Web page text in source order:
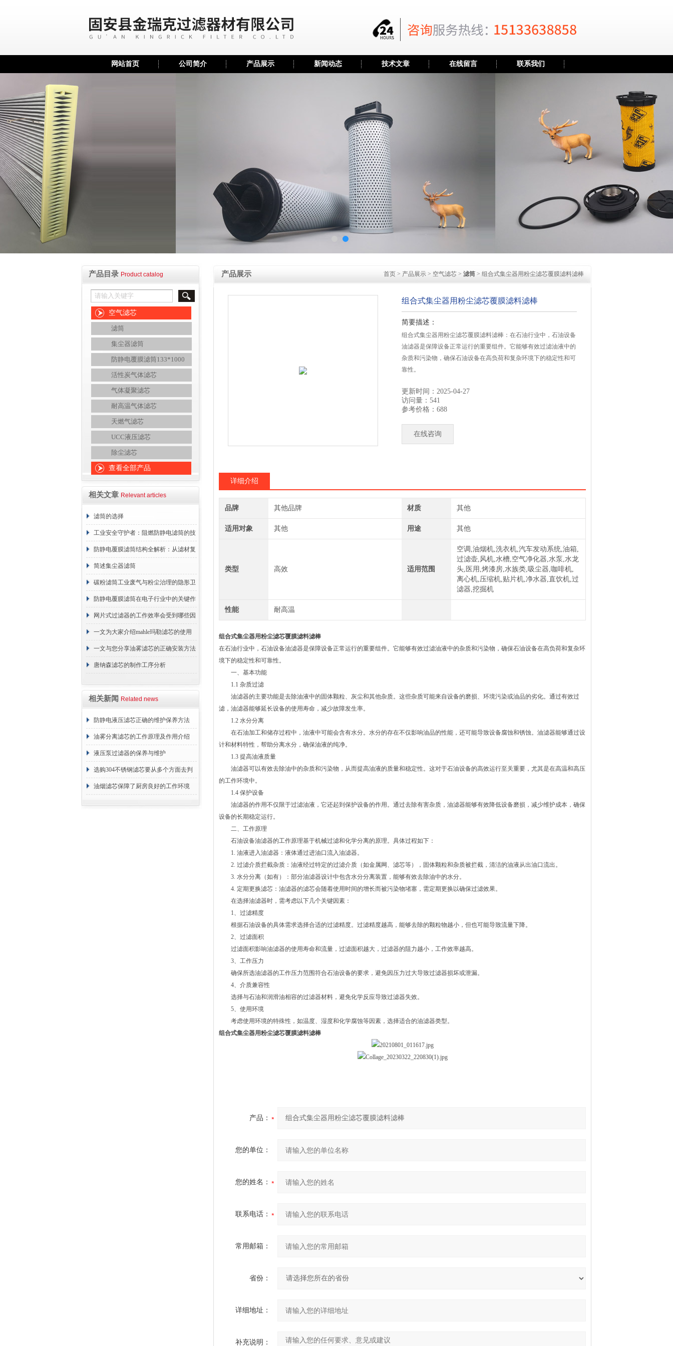
网站首页 公司简介 产品展示 新闻动态 技术文章 在线留言 联系我们
产品目录 Product catalog
空气滤芯
滤筒
集尘器滤筒
防静电覆膜滤筒133*1000
活性炭气体滤芯
气体凝聚滤芯
耐高温气体滤芯
天燃气滤芯
UCC液压滤芯
除尘滤芯
查看全部产品
相关文章 Relevant articles
滤筒的选择
工业安全守护者：阻燃防静电滤筒的技
术原理与应用解析
防静电覆膜滤筒结构全解析：从滤材复
合到整体成型
简述集尘器滤筒
碳粉滤筒工业废气与粉尘治理的隐形卫
士
防静电覆膜滤筒在电子行业中的关键作
用
网片式过滤器的工作效率会受到哪些因
素的影响？
一文为大家介绍mahle玛勒滤芯的使用
原理
一文与您分享油雾滤芯的正确安装方法
唐纳森滤芯的制作工序分析
相关新闻 Related news
防静电液压滤芯正确的维护保养方法
油雾分离滤芯的工作原理及作用介绍
液压泵过滤器的保养与维护
选购304不锈钢滤芯要从多个方面去判
断
油烟滤芯保障了厨房良好的工作环境
产品展示 首页 > 产品展示 > 空气滤芯 > 滤筒 > 组合式集尘器用粉尘滤芯覆膜滤料滤棒
组合式集尘器用粉尘滤芯覆膜滤料滤棒
简要描述：
组合式集尘器用粉尘滤芯覆膜滤料滤棒：在石油行业中，石油设备
油滤器是保障设备正常运行的重要组件。它能够有效过滤油液中的
杂质和污染物，确保石油设备在高负荷和复杂环境下的稳定性和可
靠性。
更新时间：2025-04-27
访问量：541
参考价格：688
在线咨询
详细介绍
品牌 其他品牌 材质 其他
适用对象 其他 用途 其他
类型 高效 适用范围
空调,油烟机,洗衣机,汽车发动系统,油箱,
过滤壶,风机,水槽,空气净化器,水泵,水龙
头,医用,烤漆房,水族类,吸尘器,咖啡机,
离心机,压缩机,贴片机,净水器,直饮机,过
滤器,挖掘机
性能 耐高温
组合式集尘器用粉尘滤芯覆膜滤料滤棒
在石油行业中，石油设备油滤器是保障设备正常运行的重要组件。它能够有效过滤油液中的杂质和污染物，确保石油设备在高负荷和复杂环
境下的稳定性和可靠性。
一、基本功能
1.1 杂质过滤
油滤器的主要功能是去除油液中的固体颗粒、灰尘和其他杂质。这些杂质可能来自设备的磨损、环境污染或油品的劣化。通过有效过
滤，油滤器能够延长设备的使用寿命，减少故障发生率。
1.2 水分分离
在石油加工和储存过程中，油液中可能会含有水分。水分的存在不仅影响油品的性能，还可能导致设备腐蚀和锈蚀。油滤器能够通过设
计和材料特性，帮助分离水分，确保油液的纯净。
1.3 提高油液质量
油滤器可以有效去除油中的杂质和污染物，从而提高油液的质量和稳定性。这对于石油设备的高效运行至关重要，尤其是在高温和高压
的工作环境中。
1.4 保护设备
油滤器的作用不仅限于过滤油液，它还起到保护设备的作用。通过去除有害杂质，油滤器能够有效降低设备磨损，减少维护成本，确保
设备的长期稳定运行。
二、工作原理
石油设备油滤器的工作原理基于机械过滤和化学分离的原理。具体过程如下：
1. 油液进入油滤器：液体通过进油口流入油滤器。
2. 过滤介质拦截杂质：油液经过特定的过滤介质（如金属网、滤芯等），固体颗粒和杂质被拦截，清洁的油液从出油口流出。
3. 水分分离（如有）：部分油滤器设计中包含水分分离装置，能够有效去除油中的水分。
4. 定期更换滤芯：油滤器的滤芯会随着使用时间的增长而被污染物堵塞，需定期更换以确保过滤效果。
在选择油滤器时，需考虑以下几个关键因素：
1、过滤精度
根据石油设备的具体需求选择合适的过滤精度。过滤精度越高，能够去除的颗粒物越小，但也可能导致流量下降。
2、过滤面积
过滤面积影响油滤器的使用寿命和流量，过滤面积越大，过滤器的阻力越小，工作效率越高。
3、工作压力
确保所选油滤器的工作压力范围符合石油设备的要求，避免因压力过大导致过滤器损坏或泄漏。
4、介质兼容性
选择与石油和润滑油相容的过滤器材料，避免化学反应导致过滤器失效。
5、使用环境
考虑使用环境的特殊性，如温度、湿度和化学腐蚀等因素，选择适合的油滤器类型。
组合式集尘器用粉尘滤芯覆膜滤料滤棒
产品：
您的单位：
您的姓名：
联系电话：
常用邮箱：
省份：
详细地址：
补充说明：